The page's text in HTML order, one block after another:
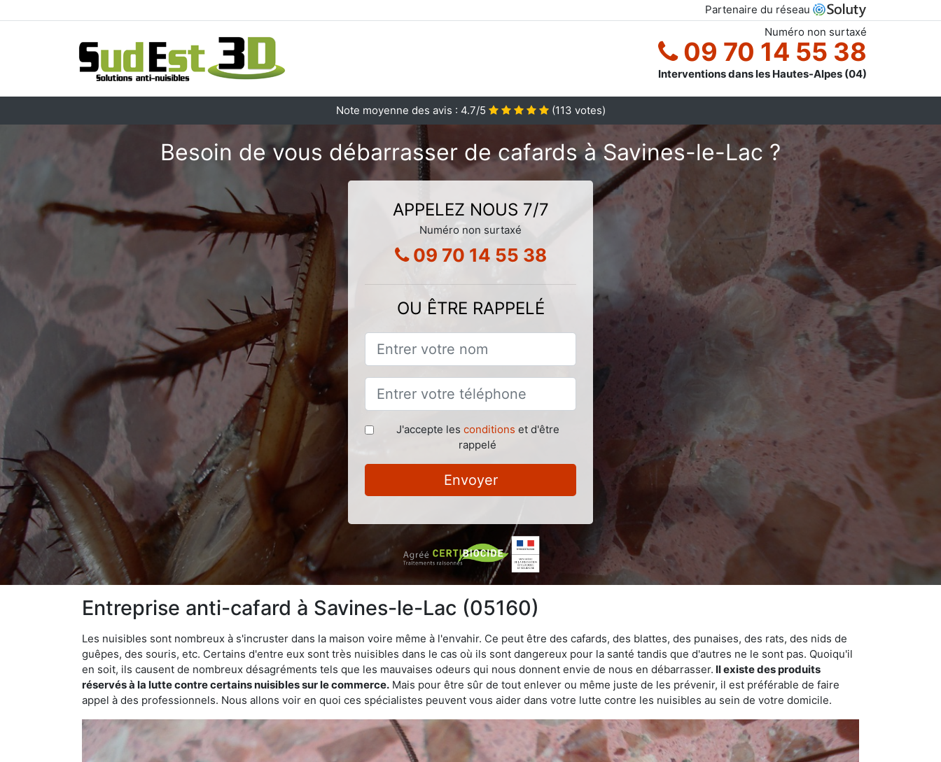
Partenaire du réseau
Numéro non surtaxé
09 70 14 55 38
Interventions dans les Hautes-Alpes (04)
Note moyenne des avis : 4.7/5 (113 votes)
Besoin de vous débarrasser de cafards à Savines-le-Lac ?
APPELEZ NOUS 7/7
Numéro non surtaxé
09 70 14 55 38
OU ÊTRE RAPPELÉ
J'accepte les conditions et d'être
rappelé
Envoyer
Entreprise anti-cafard à Savines-le-Lac (05160)
Les nuisibles sont nombreux à s'incruster dans la maison voire même à l'envahir. Ce peut être des cafards, des blattes, des punaises, des rats, des nids de
guêpes, des souris, etc. Certains d'entre eux sont très nuisibles dans le cas où ils sont dangereux pour la santé tandis que d'autres ne le sont pas. Quoiqu'il
en soit, ils causent de nombreux désagréments tels que les mauvaises odeurs qui nous donnent envie de nous en débarrasser. Il existe des produits
réservés à la lutte contre certains nuisibles sur le commerce. Mais pour être sûr de tout enlever ou même juste de les prévenir, il est préférable de faire
appel à des professionnels. Nous allons voir en quoi ces spécialistes peuvent vous aider dans votre lutte contre les nuisibles au sein de votre domicile.